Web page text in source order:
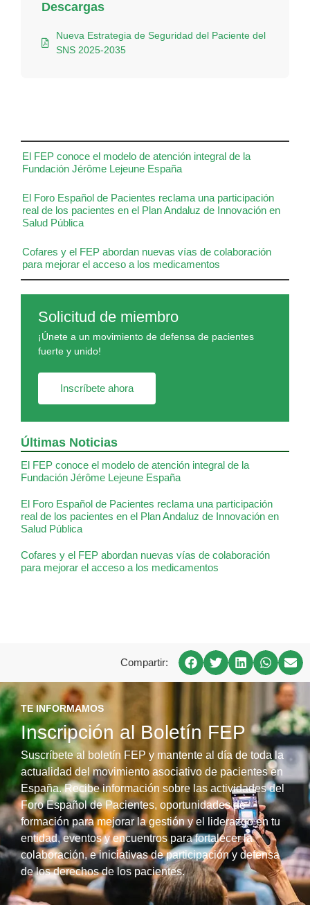
El FEP conoce el modelo de atención integral de la
Fundación Jérôme Lejeune España
El Foro Español de Pacientes reclama una participación
real de los pacientes en el Plan Andaluz de Innovación en
Salud Pública
Cofares y el FEP abordan nuevas vías de colaboración
para mejorar el acceso a los medicamentos
Solicitud de miembro
¡Únete a un movimiento de defensa de pacientes
fuerte y unido!
Inscríbete ahora
Últimas Noticias
El FEP conoce el modelo de atención integral de la
Fundación Jérôme Lejeune España
El Foro Español de Pacientes reclama una participación
real de los pacientes en el Plan Andaluz de Innovación en
Salud Pública
Cofares y el FEP abordan nuevas vías de colaboración
para mejorar el acceso a los medicamentos
Descargas
Nueva Estrategia de Seguridad del Paciente del
SNS 2025-2035
Compartir:
TE INFORMAMOS
Inscripción al Boletín FEP
Suscríbete al boletín FEP y mantente al día de toda la
actualidad del movimiento asociativo de pacientes en
España. Recibe información sobre las actividades del
Foro Español de Pacientes, oportunidades de
formación para mejorar la gestión y el liderazgo en tu
entidad, eventos y encuentros para fortalecer la
colaboración, e iniciativas de participación y defensa
de los derechos de los pacientes.